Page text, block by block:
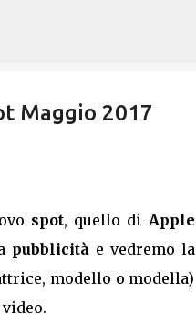
Maggio 2017
spot, quello di Apple
pubblicità e vedremo la
modello o modella)